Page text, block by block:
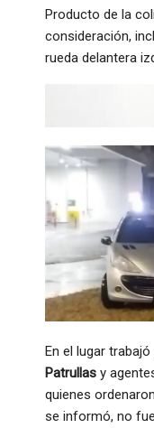
Producto de la
consideración,
rueda delantera
En el lugar
Patrullas y
quienes
se informó, no